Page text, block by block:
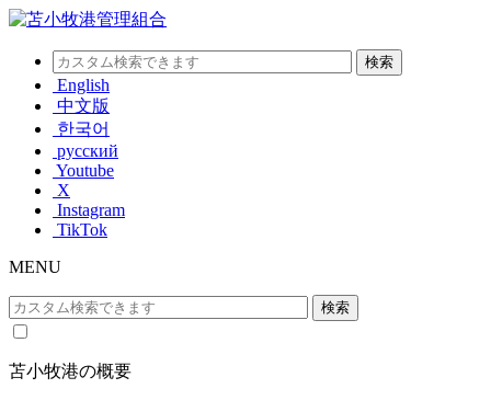
English
中文版
한국어
русский
Youtube
X
Instagram
TikTok
MENU
苫小牧港の概要